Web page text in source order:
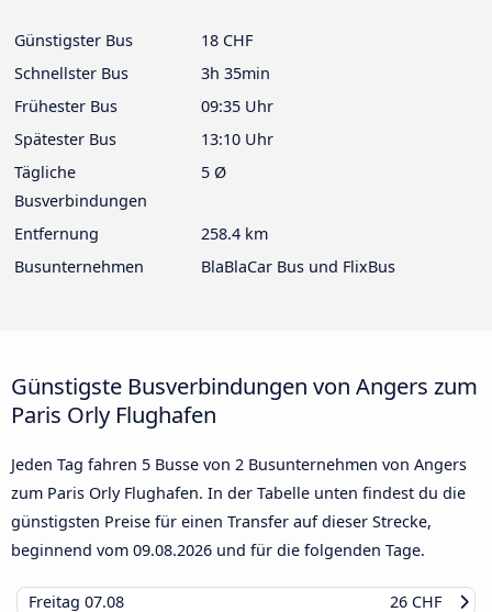
Günstigster Bus
18 CHF
Schnellster Bus
3h 35min
Frühester Bus
09:35 Uhr
Spätester Bus
13:10 Uhr
Tägliche
Busverbindungen
5 Ø
Entfernung
258.4 km
Busunternehmen
BlaBlaCar Bus und FlixBus
Günstigste Busverbindungen von Angers zum
Paris Orly Flughafen
Jeden Tag fahren 5 Busse von 2 Busunternehmen von Angers
zum Paris Orly Flughafen. In der Tabelle unten findest du die
günstigsten Preise für einen Transfer auf dieser Strecke,
beginnend vom 09.08.2026 und für die folgenden Tage.
Freitag 07.08
26 CHF